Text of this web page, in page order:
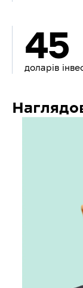
45
доларів